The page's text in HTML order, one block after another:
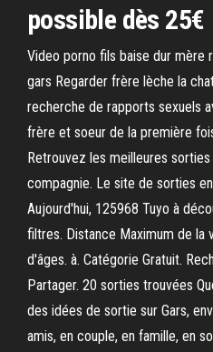
possible dès 25€
Video porno fils baise dur mère
gars Regarder frère lèche la
recherche de rapports sexuels
frère et soeur de la première
Retrouvez les meilleures
compagnie. Le site de sorties
Aujourd'hui, 125968 Tuyo à
filtres. Distance Maximum de la
d'âges. à. Catégorie Gratuit.
Partager. 20 sorties trouvées
des idées de sortie sur Gars,
amis, en couple, en famille, en